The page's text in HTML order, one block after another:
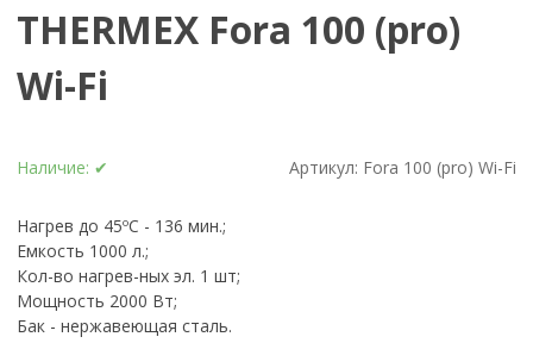
THERMEX Fora 100 (pro)
Wi-Fi
Наличие: ✔ Артикул: Fora 100 (pro) Wi-Fi
Нагрев до 45ºС - 136 мин.;
Емкость 1000 л.;
Кол-во нагрев-ных эл. 1 шт;
Мощность 2000 Вт;
Бак - нержавеющая сталь.